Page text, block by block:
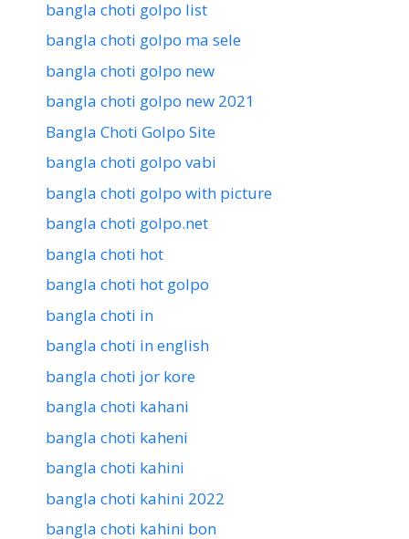
bangla choti golpo list
bangla choti golpo ma sele
bangla choti golpo new
bangla choti golpo new 2021
Bangla Choti Golpo Site
bangla choti golpo vabi
bangla choti golpo with picture
bangla choti golpo.net
bangla choti hot
bangla choti hot golpo
bangla choti in
bangla choti in english
bangla choti jor kore
bangla choti kahani
bangla choti kaheni
bangla choti kahini
bangla choti kahini 2022
bangla choti kahini bon